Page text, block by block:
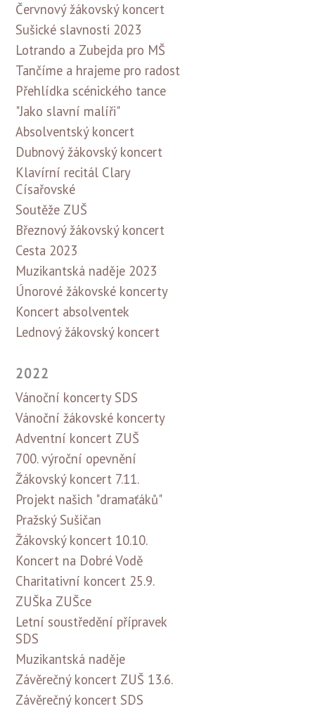
Červnový žákovský koncert
Sušické slavnosti 2023
Lotrando a Zubejda pro MŠ
Tančíme a hrajeme pro radost
Přehlídka scénického tance
"Jako slavní malíři"
Absolventský koncert
Dubnový žákovský koncert
Klavírní recitál Clary
Císařovské
Soutěže ZUŠ
Březnový žákovský koncert
Cesta 2023
Muzikantská naděje 2023
Únorové žákovské koncerty
Koncert absolventek
Lednový žákovský koncert
2022
Vánoční koncerty SDS
Vánoční žákovské koncerty
Adventní koncert ZUŠ
700. výroční opevnění
Žákovský koncert 7.11.
Projekt našich "dramaťáků"
Pražský Sušičan
Žákovský koncert 10.10.
Koncert na Dobré Vodě
Charitativní koncert 25.9.
ZUŠka ZUŠce
Letní soustředění přípravek
SDS
Muzikantská naděje
Závěrečný koncert ZUŠ 13.6.
Závěrečný koncert SDS